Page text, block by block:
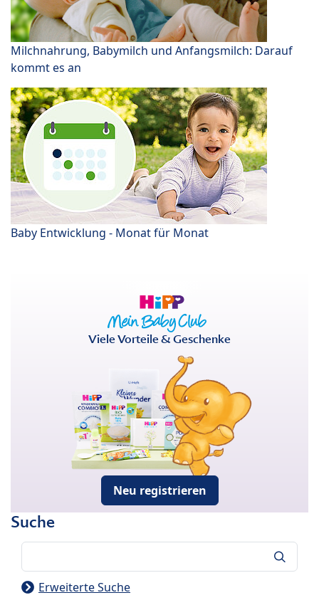
Milchnahrung, Babymilch und Anfangsmilch: Darauf
kommt es an
Baby Entwicklung - Monat für Monat
Viele Vorteile & Geschenke
Neu registrieren
Suche
Erweiterte Suche